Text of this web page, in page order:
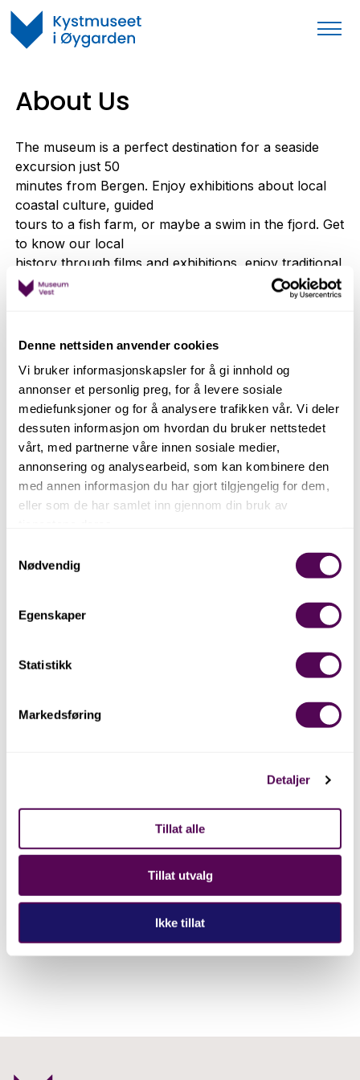
Denne nettsiden anvender cookies
Vi bruker informasjonskapsler for å gi innhold og
annonser et personlig preg, for å levere sosiale
mediefunksjoner og for å analysere trafikken vår. Vi deler
dessuten informasjon om hvordan du bruker nettstedet
vårt, med partnerne våre innen sosiale medier,
annonsering og analysearbeid, som kan kombinere den
med annen informasjon du har gjort tilgjengelig for dem,
eller som de har samlet inn gjennom din bruk av
Nødvendig
Egenskaper
Statistikk
Markedsføring
Detaljer
Tillat alle
Tillat utvalg
Ikke tillat
About Us
The museum is a perfect destination for a seaside
excursion just 50
minutes from Bergen. Enjoy exhibitions about local
coastal culture, guided
tours to a fish farm, or maybe a swim in the fjord. Get
to know our local
history through films and exhibitions, enjoy traditional
pancakes in our café
or browse our museum shop. Lovely outdoor
fishing and swimming.
Our Exhibitions